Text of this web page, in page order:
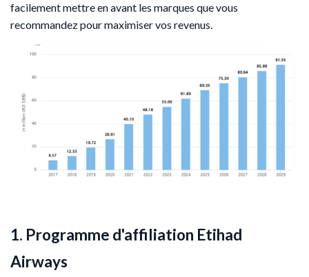
facilement mettre en avant les marques que vous
recommandez pour maximiser vos revenus.
1. Programme d'affiliation Etihad
Airways